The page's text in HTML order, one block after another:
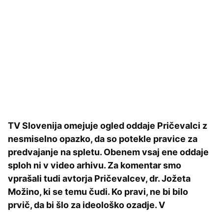
TV Slovenija omejuje ogled oddaje Pričevalci z
nesmiselno opazko, da so potekle pravice za
predvajanje na spletu. Obenem vsaj ene oddaje
sploh ni v video arhivu. Za komentar smo
vprašali tudi avtorja Pričevalcev, dr. Jožeta
Možino, ki se temu čudi. Ko pravi, ne bi bilo
prvič, da bi šlo za ideološko ozadje. V